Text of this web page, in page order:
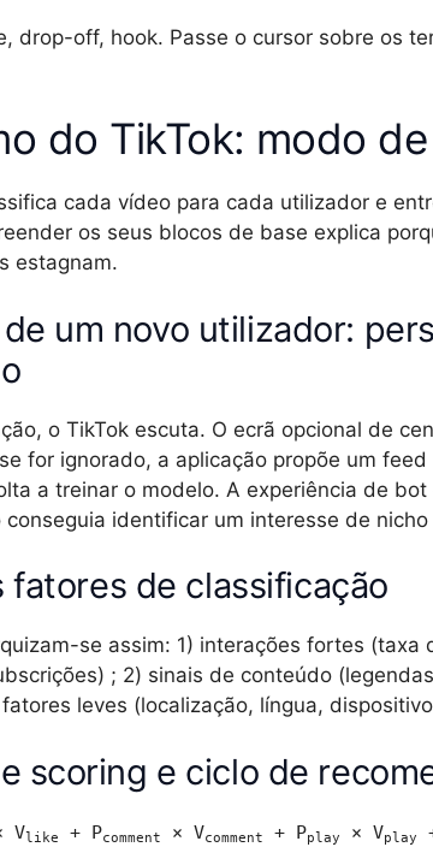
drop-off, hook. Passe o cursor sobre os
do TikTok: modo
cada vídeo para cada utilizador e
os seus blocos de base explica
estagnam.
um novo utilizador:
o TikTok escuta. O ecrã opcional de
for ignorado, a aplicação propõe um
a treinar o modelo. A experiência de bot
conseguia identificar um interesse de
fatores de classificação
se assim: 1) interações fortes (taxa
; 2) sinais de conteúdo
leves (localização, língua,
scoring e ciclo de
Vlike + Pcomment × Vcomment + Pplay × Vplay